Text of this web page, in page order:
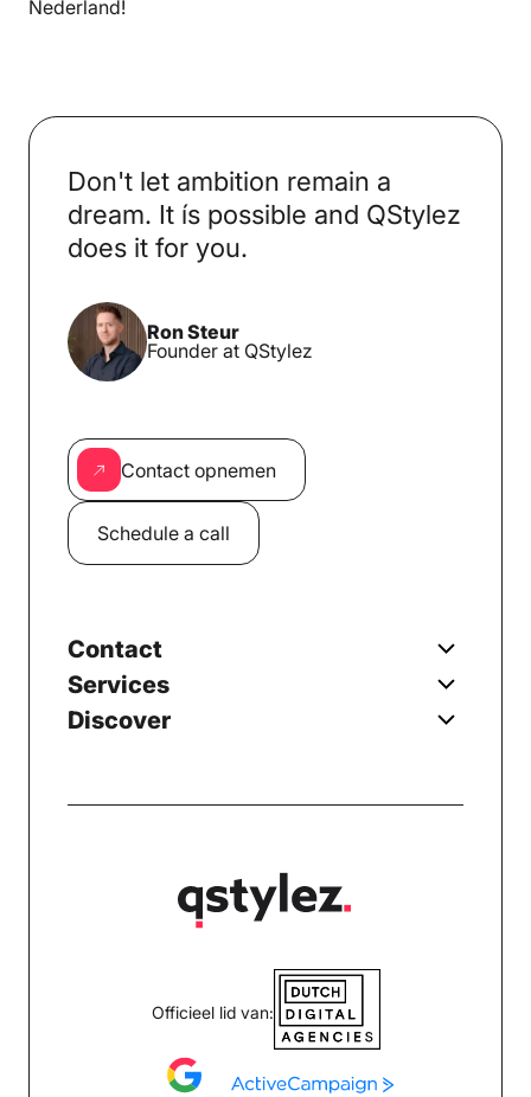
Nederland!
Don't let ambition remain a
dream. It ís possible and QStylez
does it for you.
Ron Steur
Founder at QStylez
Contact opnemen
Schedule a call
Contact
Services
Discover
Officieel lid van: